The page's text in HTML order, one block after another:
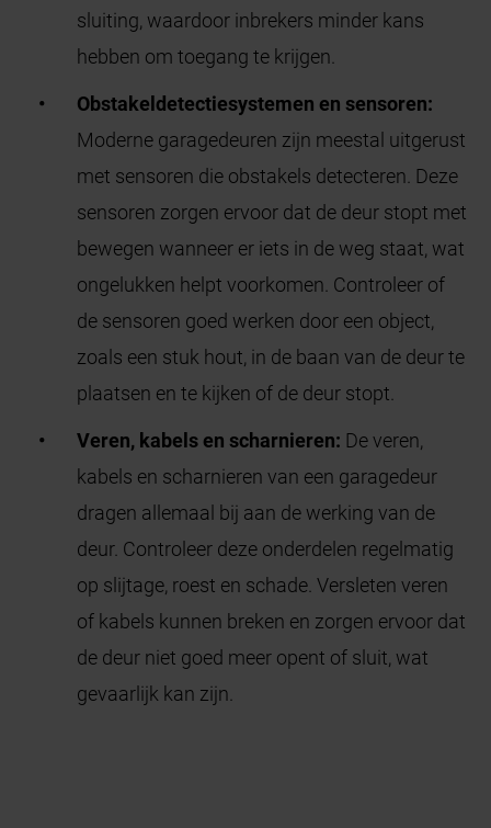
sluiting, waardoor inbrekers minder kans
hebben om toegang te krijgen.
Obstakeldetectiesystemen en sensoren:
Moderne garagedeuren zijn meestal uitgerust
met sensoren die obstakels detecteren. Deze
sensoren zorgen ervoor dat de deur stopt met
bewegen wanneer er iets in de weg staat, wat
ongelukken helpt voorkomen. Controleer of
de sensoren goed werken door een object,
zoals een stuk hout, in de baan van de deur te
plaatsen en te kijken of de deur stopt.
Veren, kabels en scharnieren: De veren,
kabels en scharnieren van een garagedeur
dragen allemaal bij aan de werking van de
deur. Controleer deze onderdelen regelmatig
op slijtage, roest en schade. Versleten veren
of kabels kunnen breken en zorgen ervoor dat
de deur niet goed meer opent of sluit, wat
gevaarlijk kan zijn.